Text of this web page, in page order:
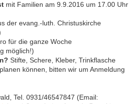
mit Familien am 9.9.2016 um 17.00 Uhr
der evang.-luth. Christuskirche
für die ganze Woche
möglich!)
Stifte, Schere, Kleber, Trinkflasche
können, bitten wir um Anmeldung
Tel. 0931/46547847 (Email: